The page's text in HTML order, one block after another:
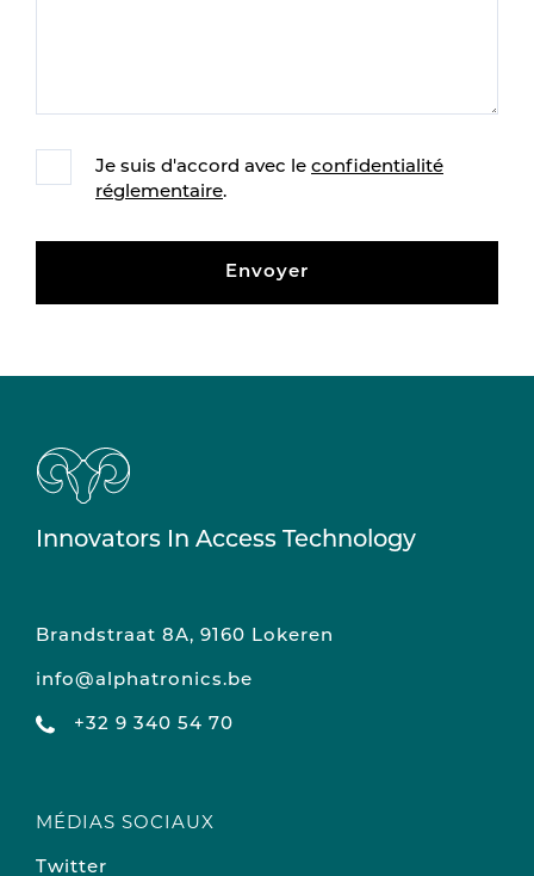
Je suis d'accord avec le confidentialité
réglementaire.
Envoyer
Innovators In Access Technology
Brandstraat 8A, 9160 Lokeren
info@alphatronics.be
+32 9 340 54 70
MÉDIAS SOCIAUX
Twitter